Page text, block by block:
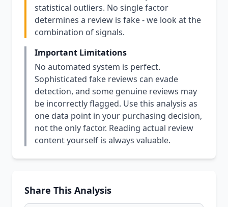
statistical outliers. No single factor
determines a review is fake - we look at the
combination of signals.
Important Limitations
No automated system is perfect.
Sophisticated fake reviews can evade
detection, and some genuine reviews may
be incorrectly flagged. Use this analysis as
one data point in your purchasing decision,
not the only factor. Reading actual review
content yourself is always valuable.
Share This Analysis